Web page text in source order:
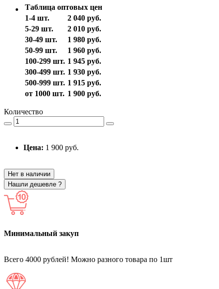
Таблица оптовых цен
1-4 шт.
2 040 руб.
5-29 шт.
2 010 руб.
30-49 шт.
1 980 руб.
50-99 шт.
1 960 руб.
100-299 шт. 1 945 руб.
300-499 шт. 1 930 руб.
500-999 шт. 1 915 руб.
от 1000 шт. 1 900 руб.
Количество
Цена: 1 900 руб.
Нет в наличии
Нашли дешевле ?
Минимальный закуп
Всего 4000 рублей! Можно разного товара по 1шт